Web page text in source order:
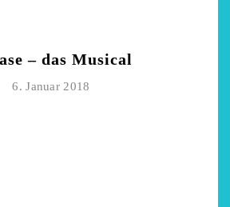
– das Musical
6. Januar 2018